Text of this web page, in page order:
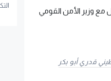
مع وزير الأمن القومي
قدري أبو بكر